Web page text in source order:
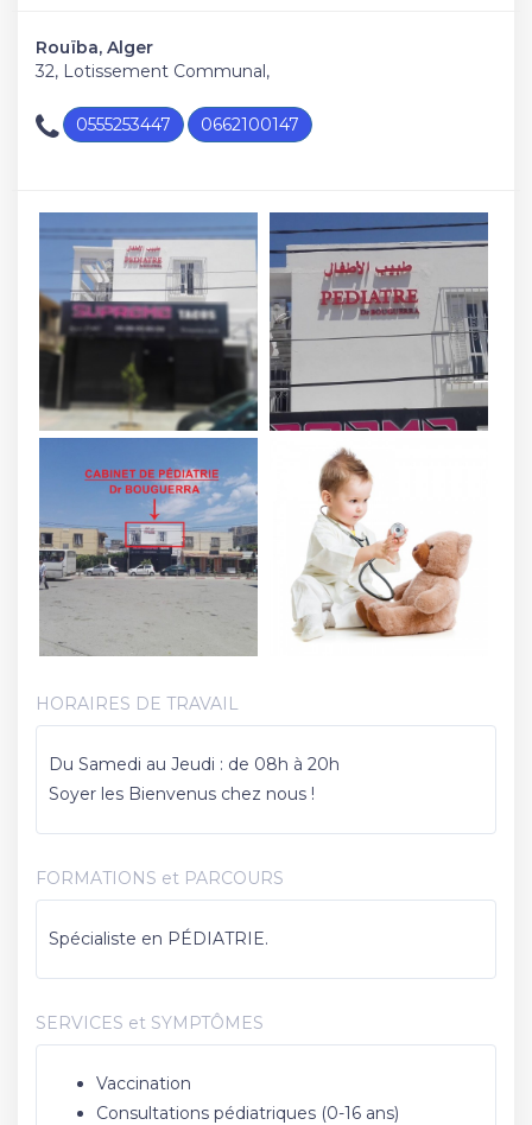
Rouïba, Alger
32, Lotissement Communal,
0555253447 0662100147
HORAIRES DE TRAVAIL
Du Samedi au Jeudi : de 08h à 20h
Soyer les Bienvenus chez nous !
FORMATIONS et PARCOURS
Spécialiste en PÉDIATRIE.
SERVICES et SYMPTÔMES
Vaccination
Consultations pédiatriques (0-16 ans)